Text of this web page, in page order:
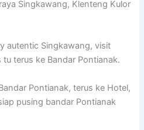
Singkawang, Klenteng Kulor
autentic Singkawang, visit
tu terus ke Bandar Pontianak.
Pontianak, terus ke Hotel,
pusing bandar Pontianak